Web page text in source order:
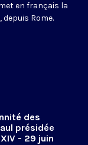
en français la
Rome.
des
présidée
- 29 juin